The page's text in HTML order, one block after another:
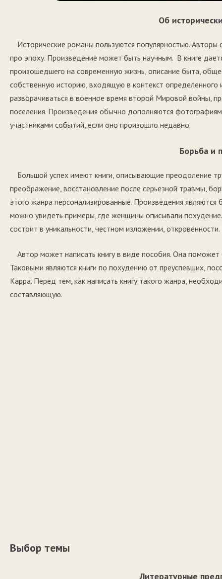
Об
Исторические романы пользуются популярностью.
про эпоху. Произведение может быть научным. В книге
произошедшего на современную жизнь, описание быта,
собственную историю, входящую в контекст
разворачиваться в военное время второй Мировой войны,
поселения. Произведения обычно дополняются
участниками событий, если оно произошло недавно.
Борьба и
Большой успех имеют книги, описывающие преодоление
преображение, восстановление после серьезной травмы,
этого жанра персонализированные. Произведения
можно увидеть примеры, где женщины описывали
состоит в уникальности, честном изложении, откровенности.
Автор может написать книгу в виде пособия. Она
Таковыми являются книги по похудению от преуспевших,
Карра. Перед тем, как написать книгу такого жанра,
составляющую.
Выбор темы
Литературные